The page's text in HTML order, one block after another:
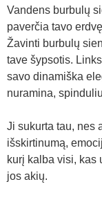
Vandens burbulų
paverčia tavo
Žavinti burbulų
tave šypsotis.
savo dinamiška
nuramina,
Ji sukurta tau, nes
išskirtinumą,
kurį kalba visi, kas
jos akių.